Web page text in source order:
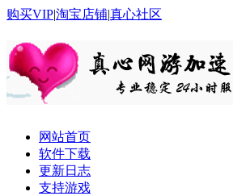
购买VIP|淘宝店铺|真心社区
网站首页
软件下载
更新日志
支持游戏